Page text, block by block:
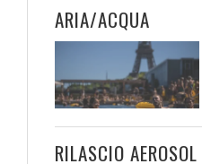
ARIA/ACQUA
RILASCIO